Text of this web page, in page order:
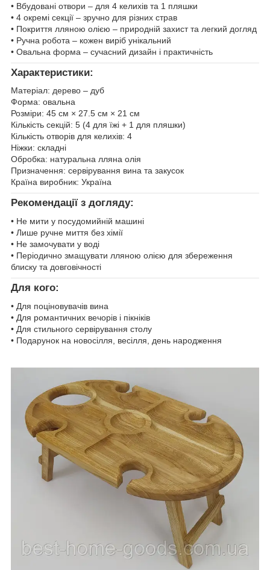
• Вбудовані отвори – для 4 келихів та 1 пляшки
• 4 окремі секції – зручно для різних страв
• Покриття лляною олією – природній захист та легкий догляд
• Ручна робота – кожен виріб унікальний
• Овальна форма – сучасний дизайн і практичність
Характеристики:
Матеріал: дерево – дуб
Форма: овальна
Розміри: 45 см × 27.5 см × 21 см
Кількість секцій: 5 (4 для їжі + 1 для пляшки)
Кількість отворів для келихів: 4
Ніжки: складні
Обробка: натуральна лляна олія
Призначення: сервірування вина та закусок
Країна виробник: Україна
Рекомендації з догляду:
• Не мити у посудомийній машині
• Лише ручне миття без хімії
• Не замочувати у воді
• Періодично змащувати лляною олією для збереження
блиску та довговічності
Для кого:
• Для поціновувачів вина
• Для романтичних вечорів і пікніків
• Для стильного сервірування столу
• Подарунок на новосілля, весілля, день народження